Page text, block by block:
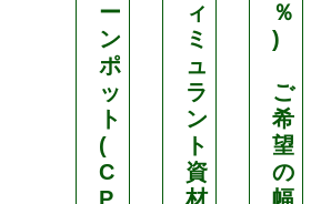
ー
ン
ポ
ッ
ト
(
C
P
ィ
ミ
ュ
ラ
ン
ト
資
材
％
)
ご
希
望
の
幅